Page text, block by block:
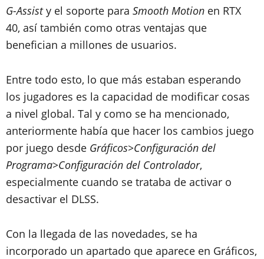
G-Assisty el soporte para Smooth Motion en RTX
40, así también como otras ventajas que
benefician a millones de usuarios.
Entre todo esto, lo que más estaban esperando
los jugadores es la capacidad de modificar cosas
a nivel global. Tal y como se ha mencionado,
anteriormente había que hacer los cambios juego
por juego desde Gráficos>Configuración del
Programa>Configuración del Controlador,
especialmente cuando se trataba de activar o
desactivar el DLSS.
Con la llegada de las novedades, se ha
incorporado un apartado que aparece en Gráficos,